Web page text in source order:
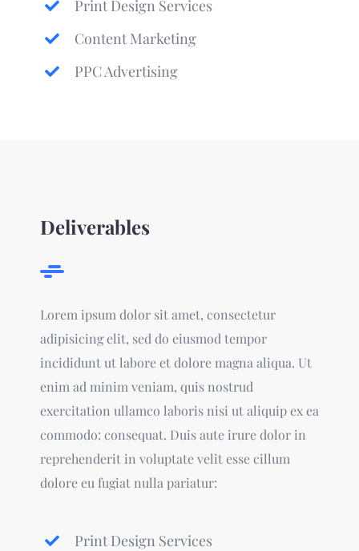
Print Design Services
Content Marketing
PPC Advertising
Deliverables
Lorem ipsum dolor sit amet, consectetur
adipisicing elit, sed do eiusmod tempor
incididunt ut labore et dolore magna aliqua. Ut
enim ad minim veniam, quis nostrud
exercitation ullamco laboris nisi ut aliquip ex ea
commodo: consequat. Duis aute irure dolor in
reprehenderit in voluptate velit esse cillum
dolore eu fugiat nulla pariatur:
Print Design Services